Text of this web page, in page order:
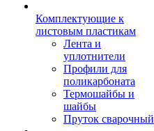
Комплектующие к
листовым пластикам
Лента и
уплотнители
Профили для
поликарбоната
Термошайбы и
шайбы
Пруток сварочный